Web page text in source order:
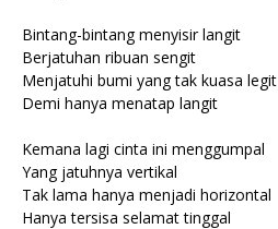
Bintang-bintang menyisir langit
Berjatuhan ribuan sengit
Menjatuhi bumi yang tak kuasa legit
Demi hanya menatap langit
Kemana lagi cinta ini menggumpal
Yang jatuhnya vertikal
Tak lama hanya menjadi horizontal
Hanya tersisa selamat tinggal